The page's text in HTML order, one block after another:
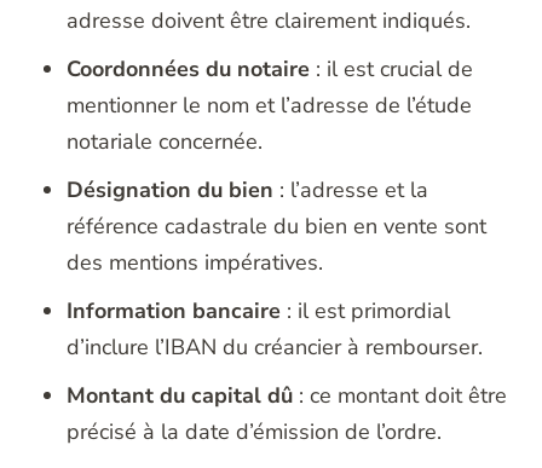
adresse doivent être clairement indiqués.
Coordonnées du notaire : il est crucial de
mentionner le nom et l’adresse de l’étude
notariale concernée.
Désignation du bien : l’adresse et la
référence cadastrale du bien en vente sont
des mentions impératives.
Information bancaire : il est primordial
d’inclure l’IBAN du créancier à rembourser.
Montant du capital dû : ce montant doit être
précisé à la date d’émission de l’ordre.